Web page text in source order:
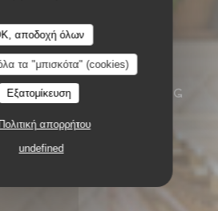
αποδοχή όλων
τα "μπισκότα" (cookies)
Εξατομίκευση
απορρήτου
undefined
BRASSERIE / BRUNCH /
BAR
5 RUE PRESBOURG